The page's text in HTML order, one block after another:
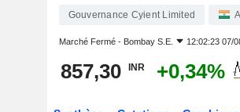
Gouvernance Cyient Limited
Marché Fermé - Bombay S.E. 12:02:23 07/
857,30 INR +0,34%